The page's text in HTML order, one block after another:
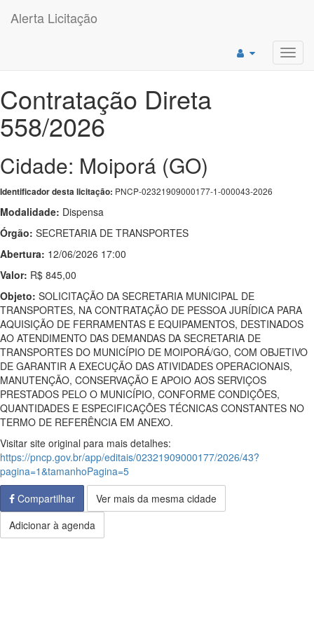
Alerta Licitação
Contratação Direta
558/2026
Cidade: Moiporá (GO)
Identificador desta licitação: PNCP-02321909000177-1-000043-2026
Modalidade: Dispensa
Órgão: SECRETARIA DE TRANSPORTES
Abertura: 12/06/2026 17:00
Valor: R$ 845,00
Objeto: SOLICITAÇÃO DA SECRETARIA MUNICIPAL DE
TRANSPORTES, NA CONTRATAÇÃO DE PESSOA JURÍDICA PARA
AQUISIÇÃO DE FERRAMENTAS E EQUIPAMENTOS, DESTINADOS
AO ATENDIMENTO DAS DEMANDAS DA SECRETARIA DE
TRANSPORTES DO MUNICÍPIO DE MOIPORÁ/GO, COM OBJETIVO
DE GARANTIR A EXECUÇÃO DAS ATIVIDADES OPERACIONAIS,
MANUTENÇÃO, CONSERVAÇÃO E APOIO AOS SERVIÇOS
PRESTADOS PELO O MUNICÍPIO, CONFORME CONDIÇÕES,
QUANTIDADES E ESPECIFICAÇÕES TÉCNICAS CONSTANTES NO
TERMO DE REFERÊNCIA EM ANEXO.
Visitar site original para mais detalhes:
https://pncp.gov.br/app/editais/02321909000177/2026/43?
pagina=1&tamanhoPagina=5
Compartilhar
Ver mais da mesma cidade
Adicionar à agenda